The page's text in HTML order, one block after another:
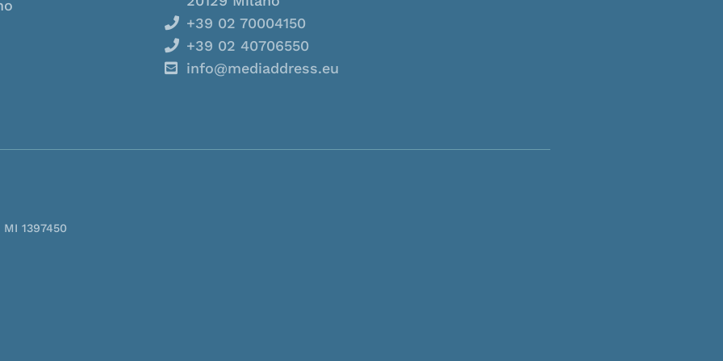
+39 02 70004150
+39 02 40706550
info@mediaddress.eu
1397450